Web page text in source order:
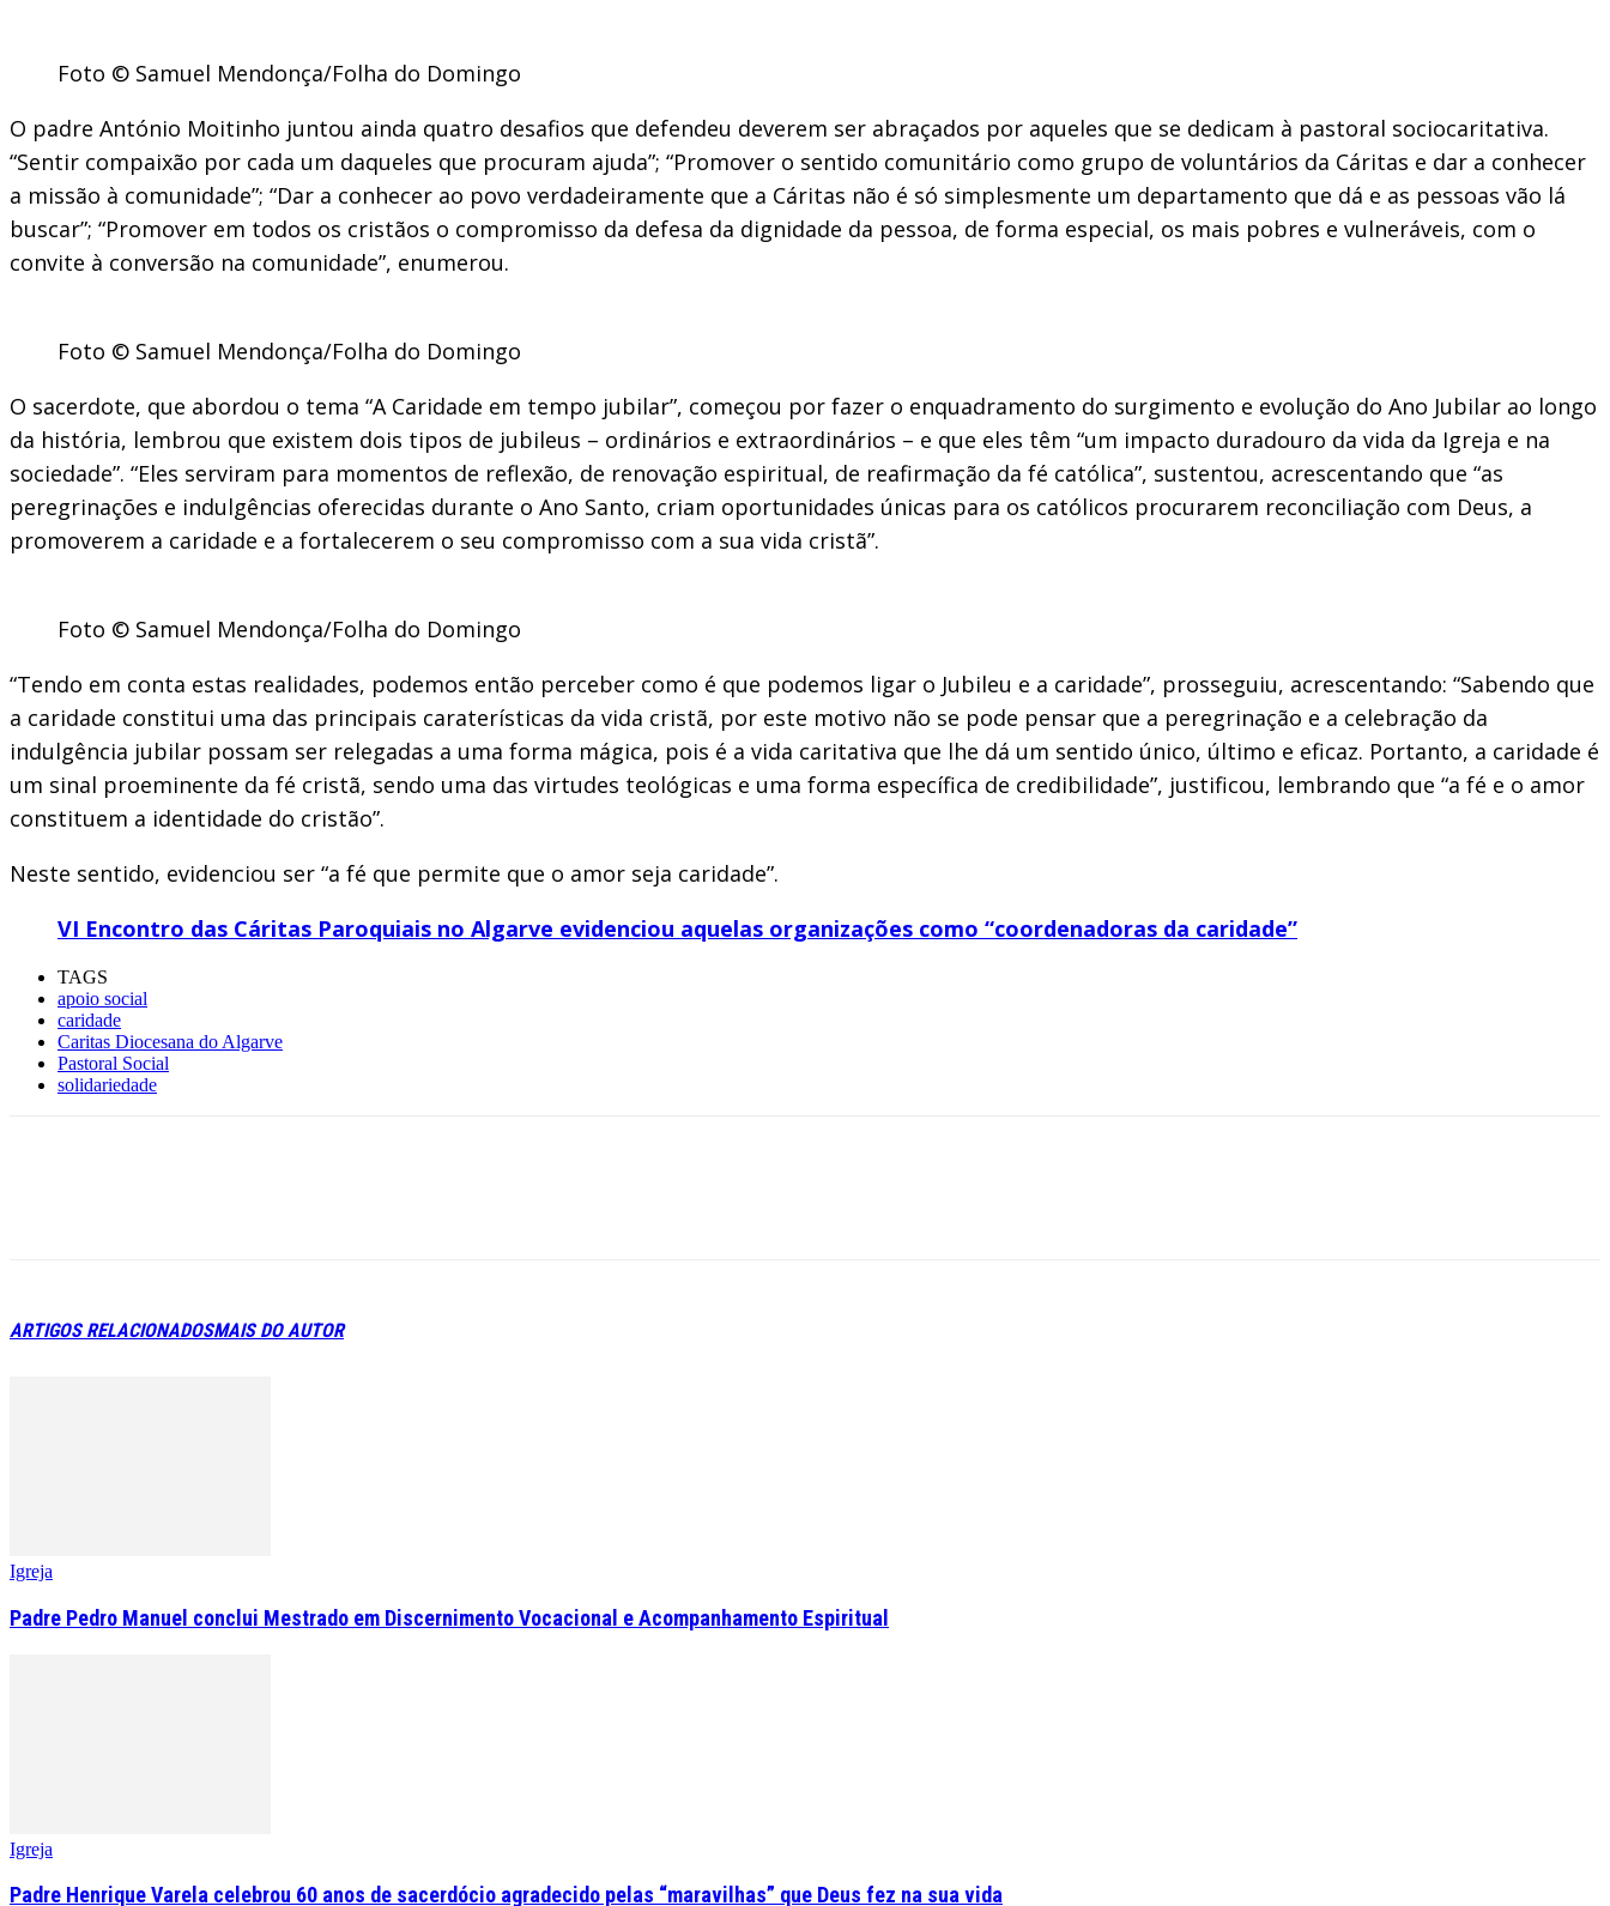
Foto © Samuel Mendonça/Folha do Domingo
O padre António Moitinho juntou ainda quatro desafios que defendeu deverem ser abraçados por aqueles que se dedicam à pastoral sociocaritativa.
“Sentir compaixão por cada um daqueles que procuram ajuda”; “Promover o sentido comunitário como grupo de voluntários da Cáritas e dar a conhecer
a missão à comunidade”; “Dar a conhecer ao povo verdadeiramente que a Cáritas não é só simplesmente um departamento que dá e as pessoas vão lá
buscar”; “Promover em todos os cristãos o compromisso da defesa da dignidade da pessoa, de forma especial, os mais pobres e vulneráveis, com o
convite à conversão na comunidade”, enumerou.
Foto © Samuel Mendonça/Folha do Domingo
O sacerdote, que abordou o tema “A Caridade em tempo jubilar”, começou por fazer o enquadramento do surgimento e evolução do Ano Jubilar ao longo
da história, lembrou que existem dois tipos de jubileus – ordinários e extraordinários – e que eles têm “um impacto duradouro da vida da Igreja e na
sociedade”. “Eles serviram para momentos de reflexão, de renovação espiritual, de reafirmação da fé católica”, sustentou, acrescentando que “as
peregrinações e indulgências oferecidas durante o Ano Santo, criam oportunidades únicas para os católicos procurarem reconciliação com Deus, a
promoverem a caridade e a fortalecerem o seu compromisso com a sua vida cristã”.
Foto © Samuel Mendonça/Folha do Domingo
“Tendo em conta estas realidades, podemos então perceber como é que podemos ligar o Jubileu e a caridade”, prosseguiu, acrescentando: “Sabendo que
a caridade constitui uma das principais caraterísticas da vida cristã, por este motivo não se pode pensar que a peregrinação e a celebração da
indulgência jubilar possam ser relegadas a uma forma mágica, pois é a vida caritativa que lhe dá um sentido único, último e eficaz. Portanto, a caridade é
um sinal proeminente da fé cristã, sendo uma das virtudes teológicas e uma forma específica de credibilidade”, justificou, lembrando que “a fé e o amor
constituem a identidade do cristão”.
Neste sentido, evidenciou ser “a fé que permite que o amor seja caridade”.
VI Encontro das Cáritas Paroquiais no Algarve evidenciou aquelas organizações como “coordenadoras da caridade”
TAGS
apoio social
caridade
Caritas Diocesana do Algarve
Pastoral Social
solidariedade
ARTIGOS RELACIONADOSMAIS DO AUTOR
Igreja
Padre Pedro Manuel conclui Mestrado em Discernimento Vocacional e Acompanhamento Espiritual
Igreja
Padre Henrique Varela celebrou 60 anos de sacerdócio agradecido pelas “maravilhas” que Deus fez na sua vida